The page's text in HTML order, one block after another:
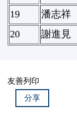
19
潘志祥
20
謝進見
友善列印
分享